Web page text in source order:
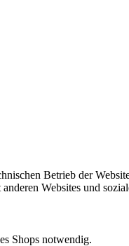
Betrieb der
Websites und
Shops notwendig.